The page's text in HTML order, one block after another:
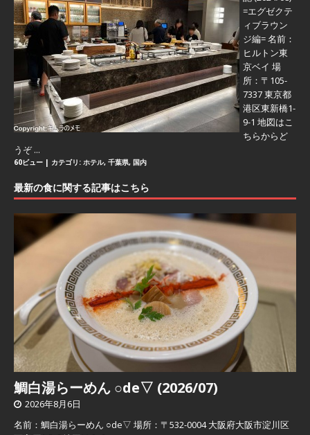
=エグゼクテ
ィブラウン
ジ編=名前：
ヒルトン東
京ベイ 場
所：〒105-
7337 東京都
港区東新橋1-
9-1 地図はこ
ちらからど
うぞ ...
60ビュー | カテゴリ: ホテル, 千葉県, 国内
最新の食に関する記事はこちら
鯛白湯らーめん ○de▽ (2026/07)
2026年8月6日
名前：鯛白湯らーめん ○de▽ 場所：〒532-0004 大阪府大阪市淀川区